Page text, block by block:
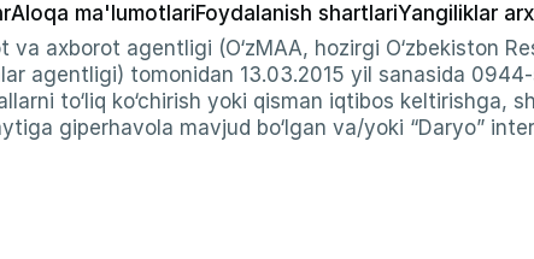
Aloqa ma'lumotlariFoydalanish shartlariYangiliklar
va axborot agentligi (O‘zMAA, hozirgi O‘zbekiston
agentligi) tomonidan 13.03.2015 yil sanasida
to‘liq ko‘chirish yoki qisman iqtibos keltirishga,
giperhavola mavjud bo‘lgan va/yoki “Daryo”